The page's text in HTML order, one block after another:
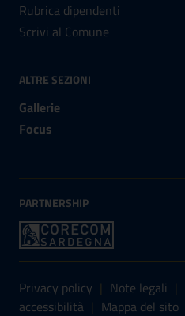
Rubrica dipendenti
Scrivi al Comune
ALTRE SEZIONI
Gallerie
Focus
PARTNERSHIP
Sezione Link Utili
Privacy policy | Note legali |
accessibilità | Mappa del sito